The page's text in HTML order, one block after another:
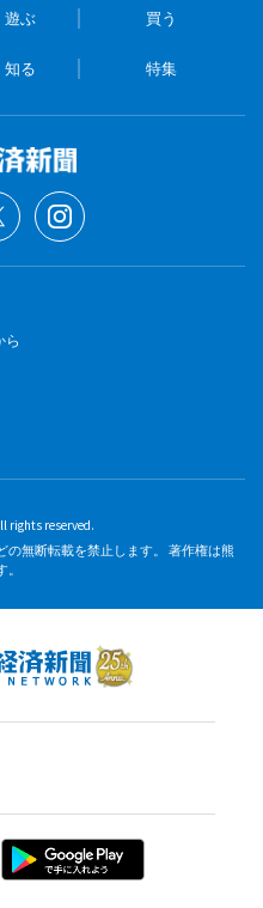
遊ぶ 買う
知る 特集
ら
rights reserved.
無断転載を禁止します。 著作権は熊